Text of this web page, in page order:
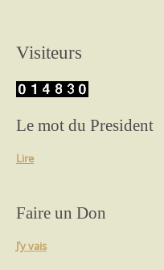
Visiteurs
Le mot du President
Lire
Faire un Don
J’y vais